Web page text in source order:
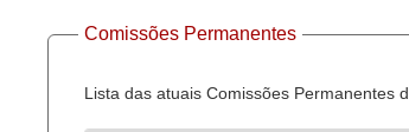
Comissões Permanentes
Lista das atuais Comissões Permanentes